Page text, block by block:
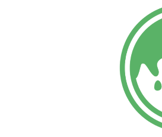
境。東嶼坪珊瑚礁健檢：普通
邊及南邊進行調查，發現三地
度；東、南兩地則有疑似4、5
櫛比鱗次、層層疊疊的模樣，
茂盛之情景。不過，魚類及無